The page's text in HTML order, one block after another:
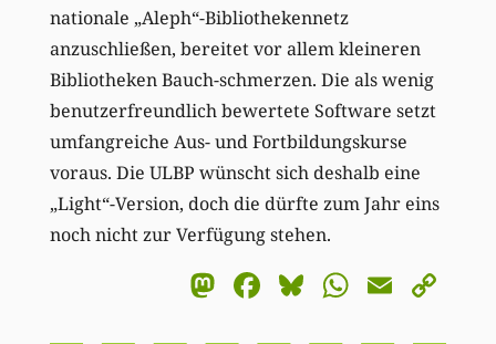
nationale „Aleph“-Bibliothekennetz
anzuschließen, bereitet vor allem kleineren
Bibliotheken Bauch-schmerzen. Die als wenig
benutzerfreundlich bewertete Software setzt
umfangreiche Aus- und Fortbildungskurse
voraus. Die ULBP wünscht sich deshalb eine
„Light“-Version, doch die dürfte zum Jahr eins
noch nicht zur Verfügung stehen.
Mastodon
Facebook
BlueskyEmail